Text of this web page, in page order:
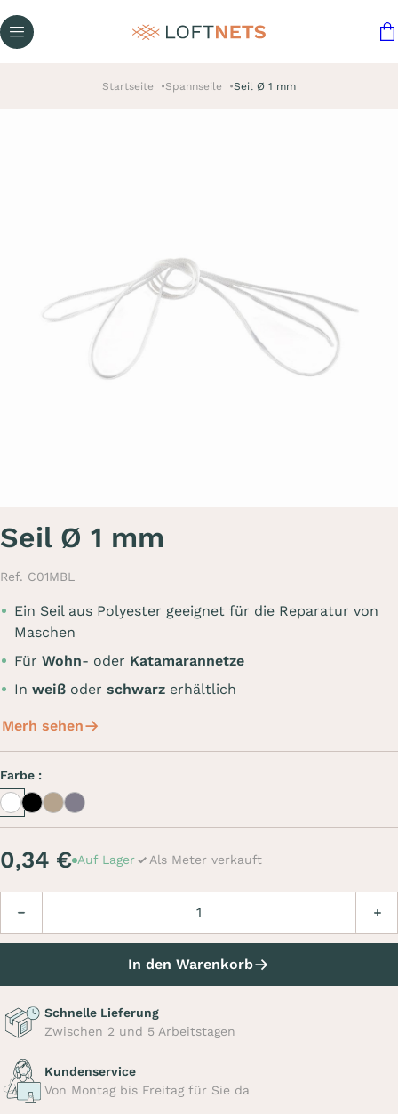
Startseite Spannseile Seil Ø 1 mm
Seil Ø 1 mm
Ref. C01MBL
Ein Seil aus Polyester geeignet für die Reparatur von
Maschen
Für Wohn- oder Katamarannetze
In weiß oder schwarz erhältlich
Merh sehen
Farbe :
White
BlackBeigeGrey
0,34 € Auf Lager Als Meter verkauft
In den Warenkorb
Schnelle Lieferung
Zwischen 2 und 5 Arbeitstagen
Kundenservice
Von Montag bis Freitag für Sie da